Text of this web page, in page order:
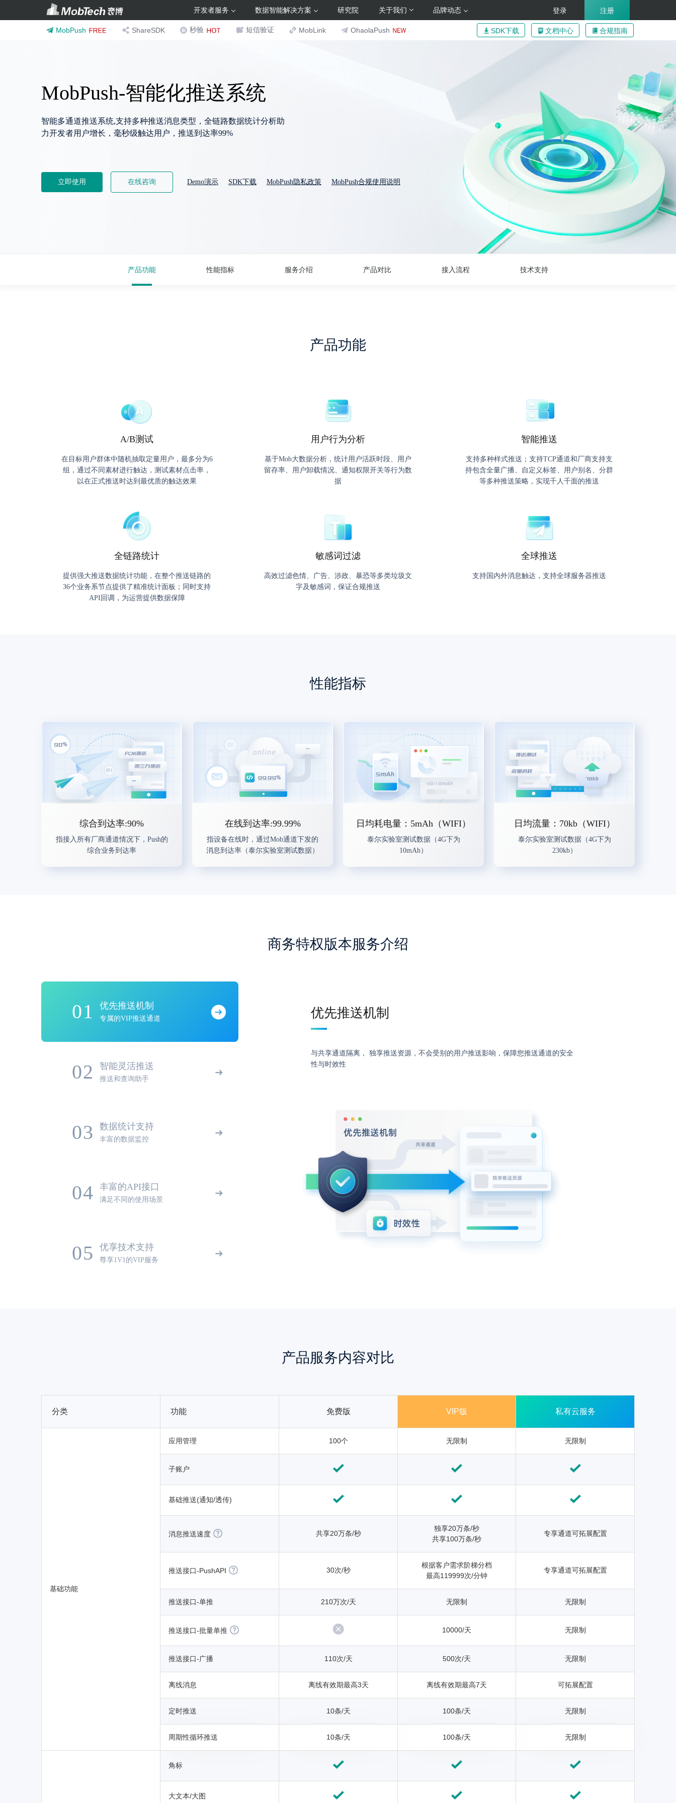
开发者服务 数据智能解决方案 研究院 关于我们 品牌动态 登录 注册
MobPush ShareSDK 秒验 短信验证 MobLink OhaolaPush SDK下载 文档中心 合规指南
MobPush-智能化推送系统
智能多通道推送系统,支持多种推送消息类型，全链路数据统计分析助
力开发者用户增长，毫秒级触达用户，推送到达率99%
立即使用 在线咨询 Demo演示 SDK下载 MobPush隐私政策 MobPush合规使用说明
产品功能 性能指标 服务介绍 产品对比 接入流程 技术支持
产品功能
A/B测试
在目标用户群体中随机抽取定量用户，最多分为6
组，通过不同素材进行触达，测试素材点击率，
以在正式推送时达到最优质的触达效果
用户行为分析
基于Mob大数据分析，统计用户活跃时段、用户
留存率、用户卸载情况、通知权限开关等行为数
据
智能推送
支持多种样式推送；支持TCP通道和厂商支持支
持包含全量广播、自定义标签、用户别名、分群
等多种推送策略，实现千人千面的推送
全链路统计
提供强大推送数据统计功能，在整个推送链路的
36个业务系节点提供了精准统计面板；同时支持
API回调，为运营提供数据保障
敏感词过滤
高效过滤色情、广告、涉政、暴恐等多类垃圾文
字及敏感词，保证合规推送
全球推送
支持国内外消息触达，支持全球服务器推送
性能指标
综合到达率:90%
指接入所有厂商通道情况下，Push的
综合业务到达率
在线到达率:99.99%
指设备在线时，通过Mob通道下发的
消息到达率（泰尔实验室测试数据）
日均耗电量：5mAh（WIFI）
泰尔实验室测试数据（4G下为
10mAh）
日均流量：70kb（WIFI）
泰尔实验室测试数据（4G下为
230kb）
商务特权版本服务介绍
01 优先推送机制
专属的VIP推送通道
02 智能灵活推送
推送和查询助手
03 数据统计支持
丰富的数据监控
04 丰富的API接口
满足不同的使用场景
05 优享技术支持
尊享1V1的VIP服务
优先推送机制
与共享通道隔离， 独享推送资源，不会受别的用户推送影响，保障您推送通道的安全
性与时效性
产品服务内容对比
分类 功能 免费版 VIP版 私有云服务
基础功能
应用管理 100个 无限制 无限制
子账户
基础推送(通知/透传)
消息推送速度 共享20万条/秒
独享20万条/秒
共享100万条/秒
专享通道可拓展配置
推送接口-PushAPI 30次/秒
根据客户需求阶梯分档
最高119999次/分钟
专享通道可拓展配置
推送接口-单推 210万次/天 无限制 无限制
推送接口-批量单推 10000/天 无限制
推送接口-广播 110次/天 500次/天 无限制
离线消息 离线有效期最高3天 离线有效期最高7天 可拓展配置
定时推送 10条/天 100条/天 无限制
周期性循环推送 10条/天 100条/天 无限制
角标
大文本/大图